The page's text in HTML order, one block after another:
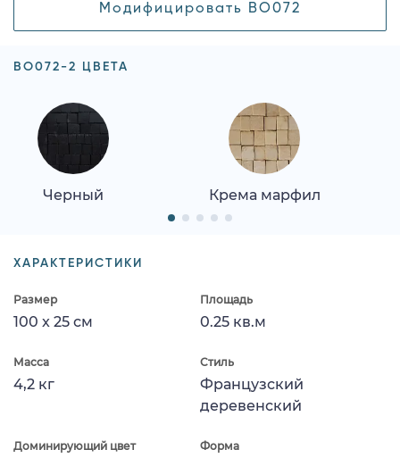
Модифицировать BO072
BO072-2 ЦВЕТА
Черный Крема марфил
ХАРАКТЕРИСТИКИ
Размер
100 x 25 см
Площадь
0.25 кв.м
Масса
4,2 кг
Стиль
Французский
деревенский
Доминирующий цвет Форма